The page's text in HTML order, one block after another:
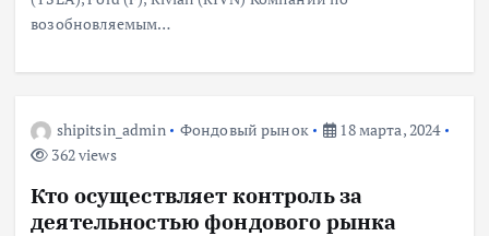
возобновляемым…
shipitsin_admin Фондовый рынок
18 марта, 2024
362 views
Кто осуществляет контроль за
деятельностью фондового рынка